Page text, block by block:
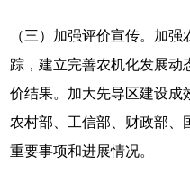
（三）加强评价宣传。加
踪，建立完善农机化发展动
价结果。加大先导区建设成
农村部、工信部、财政部、
重要事项和进展情况。